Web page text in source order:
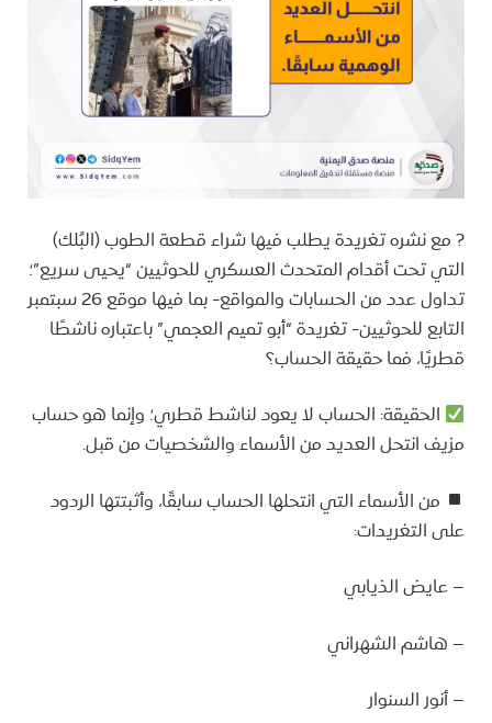
? مع نشره تغريدة يطلب فيها شراء قطعة الطوب (البُلك)
التي تحت أقدام المتحدث العسكري للحوثيين “يحيى سريع”؛
تداول عدد من الحسابات والمواقع- بما فيها موقع 26 سبتمبر
التابع للحوثيين- تغريدة “أبو تميم العجمي” باعتباره ناشطًا
قطريًا، فما حقيقة الحساب؟
الحقيقة: الحساب لا يعود لناشط قطري؛ وإنما هو حساب
مزيف انتحل العديد من الأسماء والشخصيات من قبل.
من الأسماء التي انتحلها الحساب سابقًا، وأثبتتها الردود
على التغريدات:
– عايض الذيابي
– هاشم الشهراني
– أنور السنوار